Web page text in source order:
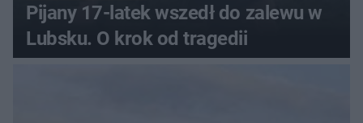
Pijany 17-latek wszedł do zalewu w
Lubsku. O krok od tragedii